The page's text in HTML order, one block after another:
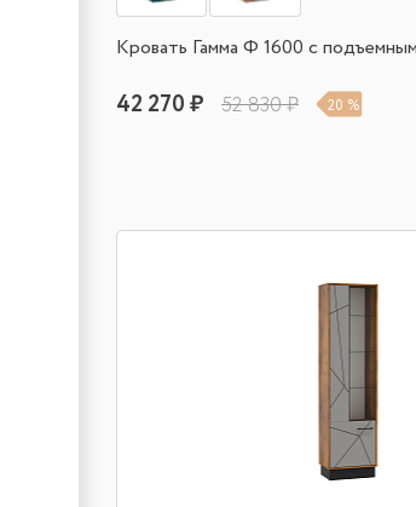
Кровать Гамма Ф 1600 с
42 270 ₽ 52 830 ₽ 20 %